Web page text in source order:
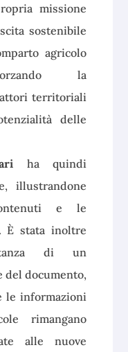
missione
sostenibile
agricolo
la
territoriali
delle
ha quindi
illustrandone
e le
È stata inoltre
di un
del documento,
le informazioni
rimangano
alle nuove